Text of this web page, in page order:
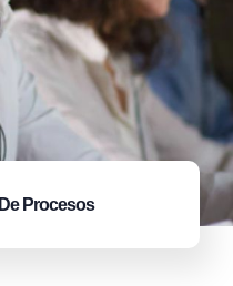
De Procesos